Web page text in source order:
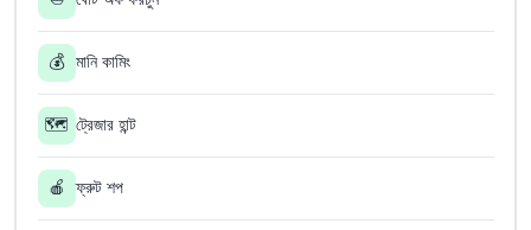
💰 মানি কামিং
🗺️ ট্রেজার হান্ট
🍎 ফ্রুট শপ